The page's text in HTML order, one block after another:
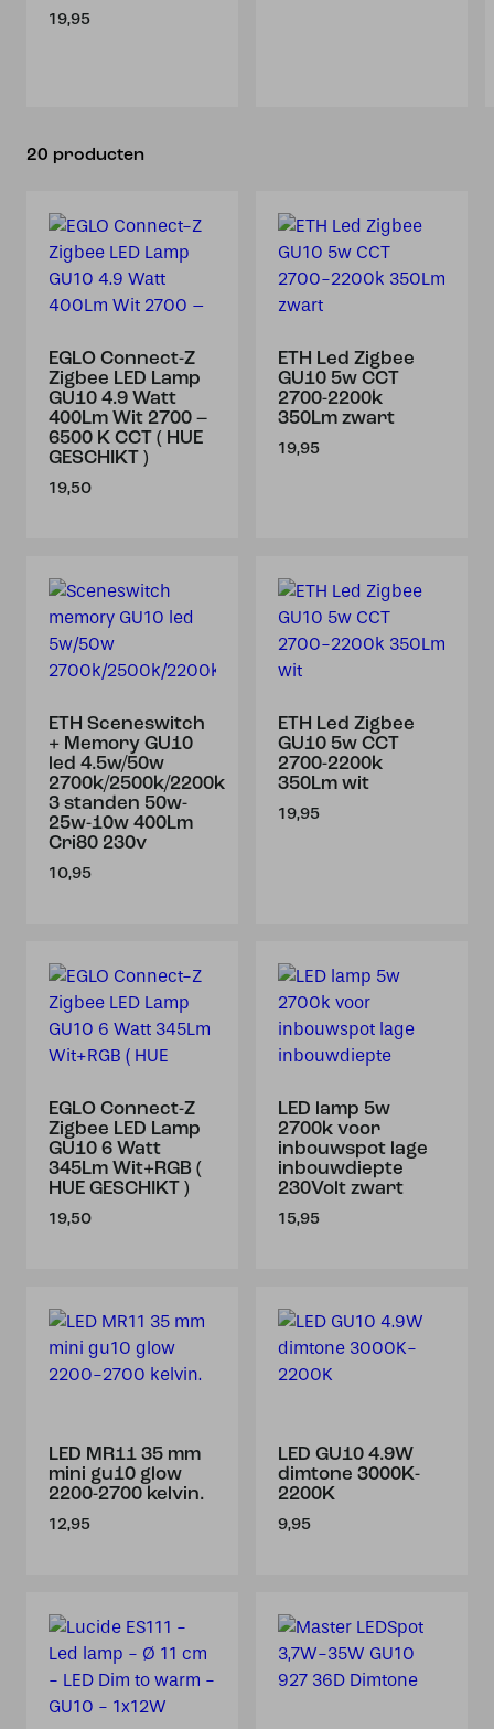
19,95
20 producten
EGLO Connect-Z
Zigbee LED Lamp
GU10 4.9 Watt
400Lm Wit 2700 –
6500 K CCT ( HUE
GESCHIKT )
19,50
ETH Led Zigbee
GU10 5w CCT
2700-2200k
350Lm zwart
19,95
ETH Sceneswitch
+ Memory GU10
led 4.5w/50w
2700k/2500k/2200k
3 standen 50w-
25w-10w 400Lm
Cri80 230v
10,95
ETH Led Zigbee
GU10 5w CCT
2700-2200k
350Lm wit
19,95
EGLO Connect-Z
Zigbee LED Lamp
GU10 6 Watt
345Lm Wit+RGB (
HUE GESCHIKT )
19,50
LED lamp 5w
2700k voor
inbouwspot lage
inbouwdiepte
230Volt zwart
15,95
LED MR11 35 mm
mini gu10 glow
2200-2700 kelvin.
12,95
LED GU10 4.9W
dimtone 3000K-
2200K
9,95